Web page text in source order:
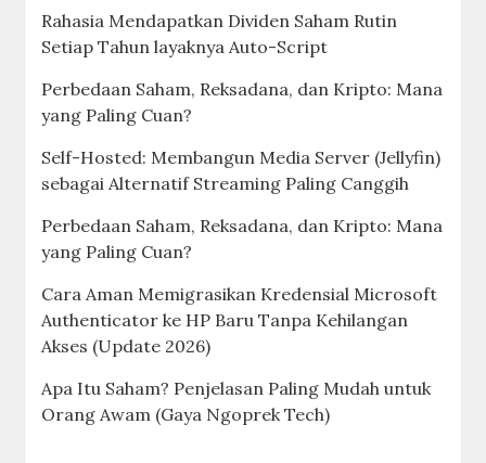
Rahasia Mendapatkan Dividen Saham Rutin
Setiap Tahun layaknya Auto-Script
Perbedaan Saham, Reksadana, dan Kripto: Mana
yang Paling Cuan?
Self-Hosted: Membangun Media Server (Jellyfin)
sebagai Alternatif Streaming Paling Canggih
Perbedaan Saham, Reksadana, dan Kripto: Mana
yang Paling Cuan?
Cara Aman Memigrasikan Kredensial Microsoft
Authenticator ke HP Baru Tanpa Kehilangan
Akses (Update 2026)
Apa Itu Saham? Penjelasan Paling Mudah untuk
Orang Awam (Gaya Ngoprek Tech)